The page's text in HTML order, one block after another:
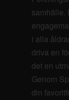
samhälle.
i alla
driva en
det en
Genom
din